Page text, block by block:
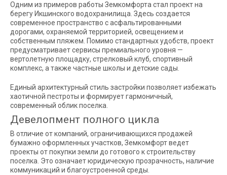
Одним из примеров работы Земкомфорта стал проект на
берегу Икшинского водохранилища. Здесь создается
современное пространство с асфальтированными
дорогами, охраняемой территорией, освещением и
собственным пляжем. Помимо стандартных удобств, проект
предусматривает сервисы премиального уровня —
вертолетную площадку, стрелковый клуб, спортивный
комплекс, а также частные школы и детские сады.
Единый архитектурный стиль застройки позволяет избежать
хаотичной пестроты и формирует гармоничный,
современный облик поселка.
Девелопмент полного цикла
В отличие от компаний, ограничивающихся продажей
бумажно оформленных участков, Земкомфорт ведет
проекты от покупки земли до готового к строительству
поселка. Это означает юридическую прозрачность, наличие
коммуникаций и благоустроенной среды.